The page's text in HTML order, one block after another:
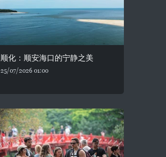
顺化：顺安海口的宁静之美
25/07/2026 01:00